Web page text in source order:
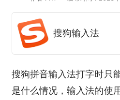
搜狗输入法
搜狗拼音输入法打字时只
是什么情况，输入法的使